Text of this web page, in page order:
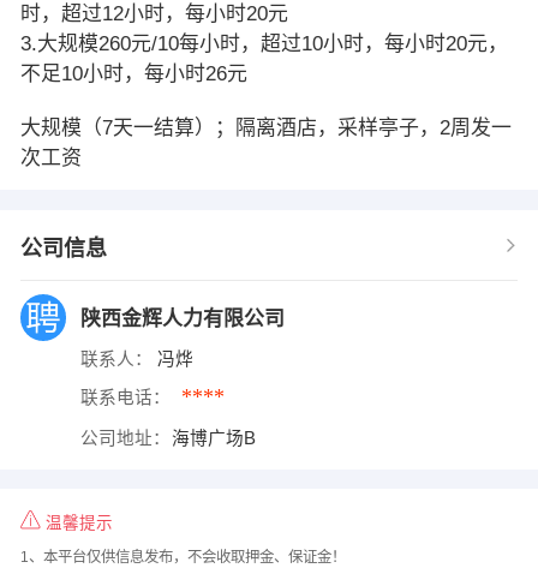
时，超过12小时，每小时20元
3.大规模260元/10每小时，超过10小时，每小时20元，
不足10小时，每小时26元
大规模（7天一结算）；隔离酒店，采样亭子，2周发一
次工资
公司信息
陕西金辉人力有限公司
联系人： 冯烨
联系电话： ****
公司地址： 海博广场B
温馨提示
1、本平台仅供信息发布，不会收取押金、保证金！